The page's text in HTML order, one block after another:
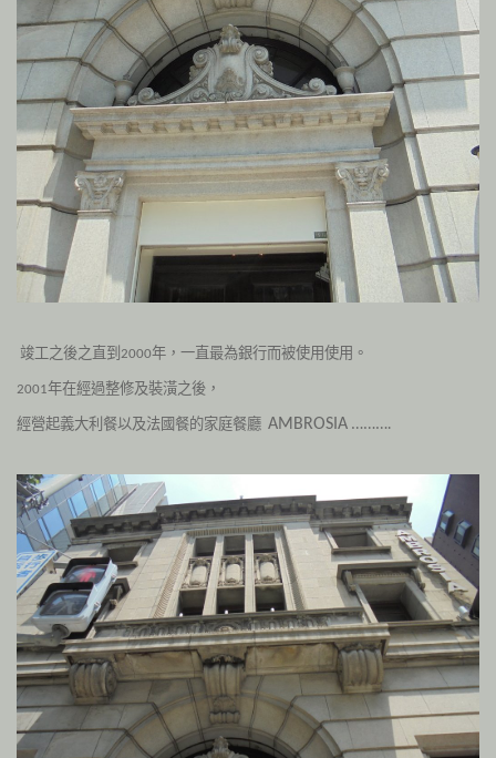
竣工之後之直到 2000年，一直最為銀行而被使用使用。
2001年在經過整修及裝潢之後，
經營起義大利餐以及法國餐的家庭餐廳 AMBROSIA ……….